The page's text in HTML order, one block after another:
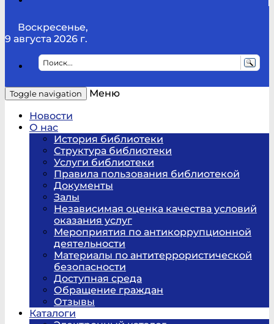
Воскресенье,
9 августа 2026 г.
Toggle navigation
Меню
Новости
О нас
История библиотеки
Структура библиотеки
Услуги библиотеки
Правила пользования библиотекой
Документы
Залы
Независимая оценка качества условий
оказания услуг
Мероприятия по антикоррупционной
деятельности
Материалы по антитеррористической
безопасности
Доступная среда
Обращение граждан
Отзывы
Каталоги